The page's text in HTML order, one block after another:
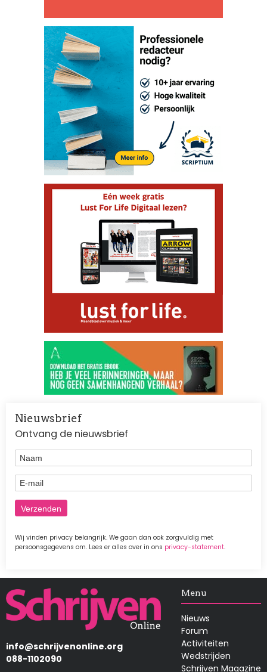
Nieuwsbrief
Ontvang de nieuwsbrief
Naam
E-mail
Wij vinden privacy belangrijk. We gaan dan ook zorgvuldig met
persoonsgegevens om. Lees er alles over in ons privacy-statement.
Afbeelding
info@schrijvenonline.org
088-1102090
Menu
Nieuws
Forum
Activiteiten
Wedstrijden
Schrijven Magazine